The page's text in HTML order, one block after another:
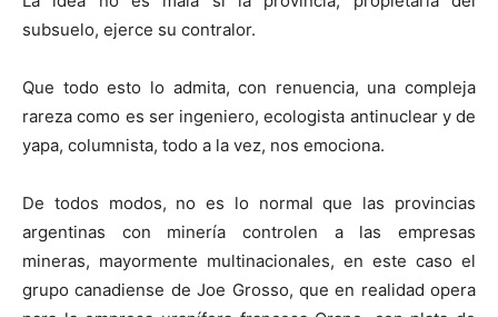
subsuelo, ejerce su contralor.
Que todo esto lo admita, con renuencia, una compleja
rareza como es ser ingeniero, ecologista antinuclear y de
yapa, columnista, todo a la vez, nos emociona.
De todos modos, no es lo normal que las provincias
argentinas con minería controlen a las empresas
mineras, mayormente multinacionales, en este caso el
grupo canadiense de Joe Grosso, que en realidad opera